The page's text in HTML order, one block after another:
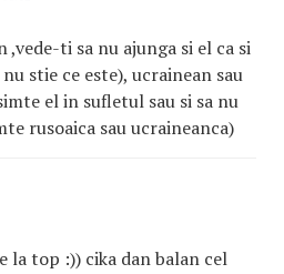
,vede-ti sa nu ajunga si el ca si
stie ce este), ucrainean sau
el in sufletul sau si sa nu
rusoaica sau ucraineanca)
la top :)) cika dan balan cel